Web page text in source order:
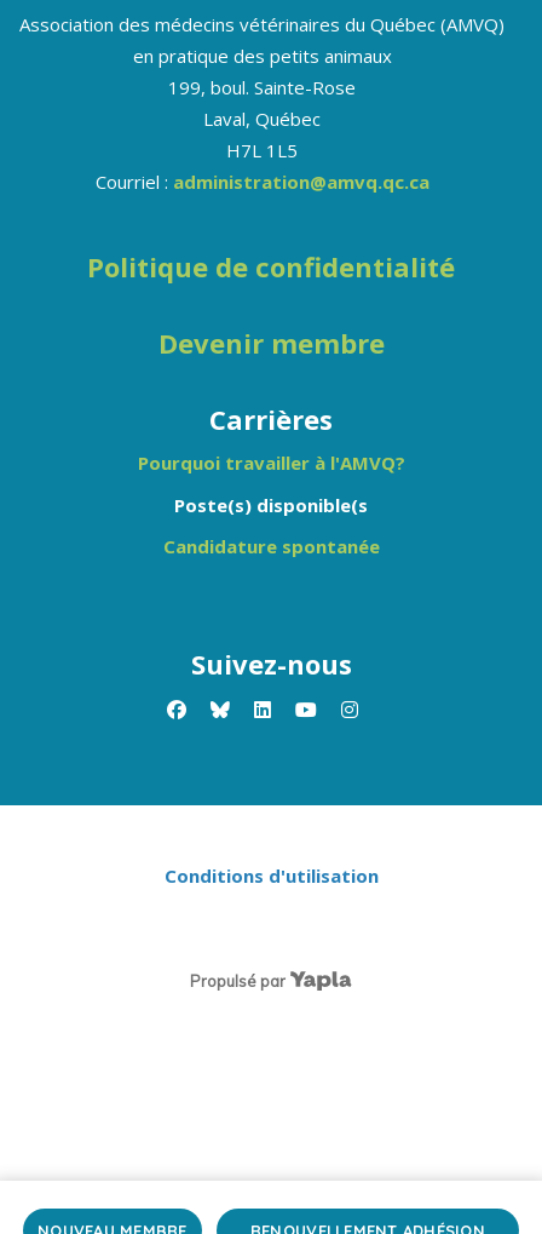
Association des médecins vétérinaires du Québec (AMVQ)
en pratique des petits animaux
199, boul. Sainte-Rose
Laval, Québec
H7L 1L5
Courriel : administration@amvq.qc.ca
Politique de confidentialité
Devenir membre
Carrières
Pourquoi travailler à l'AMVQ?
Poste(s) disponible(s
Candidature spontanée
Suivez-nous
facebookx-twitterlinkedinyoutubeinstagram
Conditions d'utilisation
Propulsé par